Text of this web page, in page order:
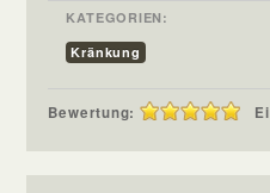
KATEGORIEN:
Kränkung
Bewertung: